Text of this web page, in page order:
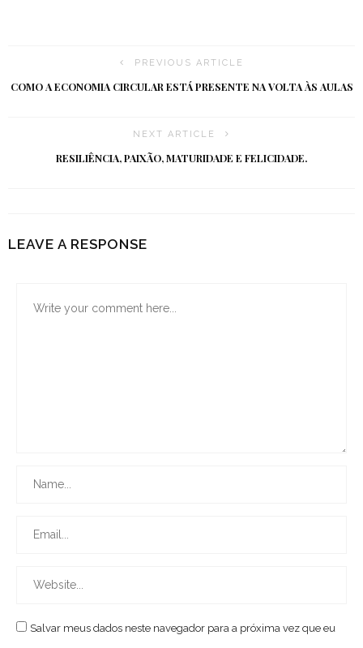
PREVIOUS ARTICLE
COMO A ECONOMIA CIRCULAR ESTÁ PRESENTE NA VOLTA ÀS AULAS
NEXT ARTICLE
RESILIÊNCIA, PAIXÃO, MATURIDADE E FELICIDADE.
LEAVE A RESPONSE
Salvar meus dados neste navegador para a próxima vez que eu